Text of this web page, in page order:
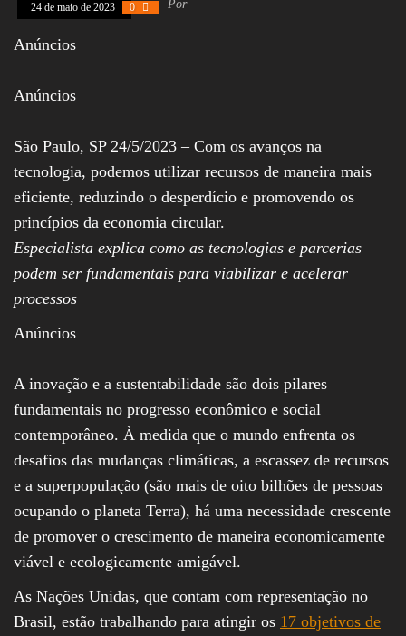
Vinhos, Bebidas,
Cervejas, Comida,
Receitas, Chef, RH,
Empreendedorismo,
Oportunidades,
24 de maio de 2023 0 Por
Anúncios
Anúncios
São Paulo, SP 24/5/2023 – Com os avanços na
tecnologia, podemos utilizar recursos de maneira mais
eficiente, reduzindo o desperdício e promovendo os
princípios da economia circular.
Especialista explica como as tecnologias e parcerias
podem ser fundamentais para viabilizar e acelerar
processos
Anúncios
A inovação e a sustentabilidade são dois pilares
fundamentais no progresso econômico e social
contemporâneo. À medida que o mundo enfrenta os
desafios das mudanças climáticas, a escassez de recursos
e a superpopulação (são mais de oito bilhões de pessoas
ocupando o planeta Terra), há uma necessidade crescente
de promover o crescimento de maneira economicamente
viável e ecologicamente amigável.
As Nações Unidas, que contam com representação no
Brasil, estão trabalhando para atingir os 17 objetivos de